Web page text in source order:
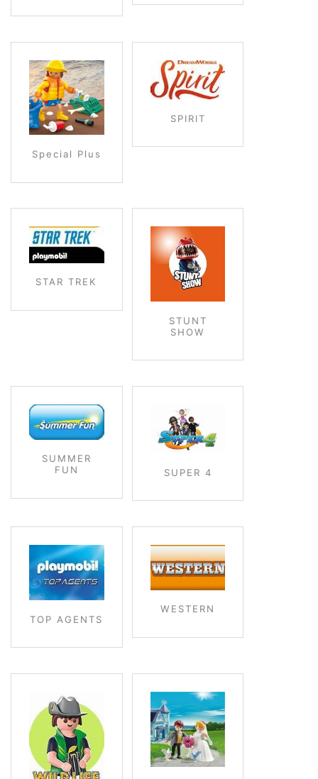
Special Plus
SPIRIT
STAR TREK
STUNT
SHOW
SUMMER
FUN
SUPER 4
TOP AGENTS
WESTERN